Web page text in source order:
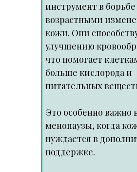
инструмент в борьбе
возрастными
кожи. Они
улучшению
что помогает
больше кислорода и
питательных
Это особенно важно
менопаузы, когда
нуждается в
поддержке.